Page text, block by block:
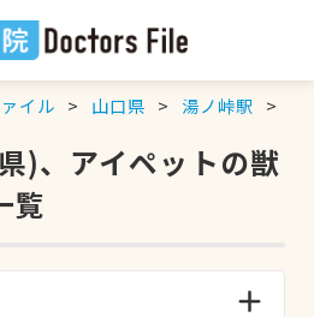
イル 山口県 湯ノ峠駅
)、アイペットの獣
覧